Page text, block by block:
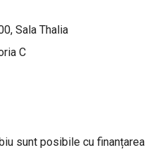
Sala Thalia
C
sunt posibile cu finanțarea